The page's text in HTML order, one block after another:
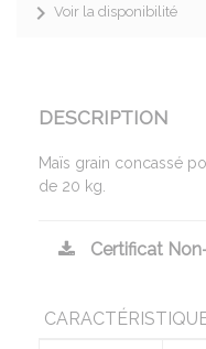
Voir la disponibilité
DESCRIPTION
Maïs grain concassé
de 20 kg.
Certificat